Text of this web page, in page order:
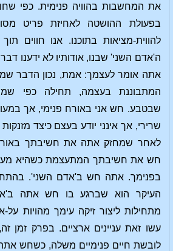
את המחשבות בהוויה פנימית. כפי
בפעולת ההושטה לאחיזת פריט
להווית-מציאות בתוכנו. אנו חווים
ה'אדם השני' שבנו, אודותיו לא ידענו
אתה אומר לעצמך: אמת, נכון הדבר
המתבוננת בעצמה, תחילה כפי
שבטבע. חש אני באורח פנימי, אך
שרירי, אך אינני יודע בעצם כיצד
לאחר שמחזק אתה את חשיבתך
חש את חשיבתך המתעצמת כשהיא
בפנימך. אתה חש ב'אדם השני'.
העיקר הוא שברגע בו חש אתה
מתחילות ליצור זיקה עימך מהויות
עשו זאת עניינים ארציים. בפרק
לובשת חיים פנימיים משלה, כשחש